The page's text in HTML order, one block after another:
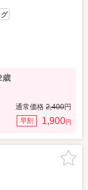
歳
通常価格 2,400円
早割 1,900円